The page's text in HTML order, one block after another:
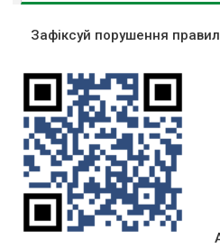
Зафіксуй порушення